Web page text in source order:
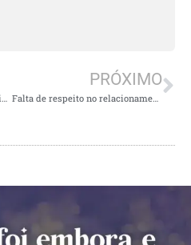
O que fazer quando os sogros se intrometer na relação?
PRÓXIMO
Falta de respeito no relacionamento, como mudar isso?